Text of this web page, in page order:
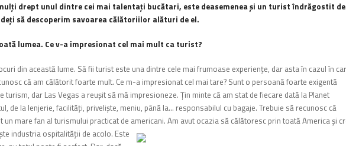
drept unul dintre cei mai talentaţi bucătari, este deasemenea şi un turist îndrăgostit de
să descoperim savoarea călătoriilor alături de el.
lumea. Ce v-a impresionat cel mai mult ca turist?
din această lume. Să fii turist este una dintre cele mai frumoase experienţe, dar asta în cazul în
că am călătorit foarte mult. Ce m-a impresionat cel mai tare? Sunt o persoană foarte exigentă
turism, dar Las Vegas a reuşit să mă impresioneze. Ţin minte că am stat de fiecare dată la Planet
de la lenjerie, facilităţi, privelişte, meniu, până la… responsabilul cu bagaje. Trebuie să recunosc că
un mare fan al turismului practicat de americani. Am avut ocazia să călătoresc prin toată America şi
industria ospitalităţii de acolo. Este